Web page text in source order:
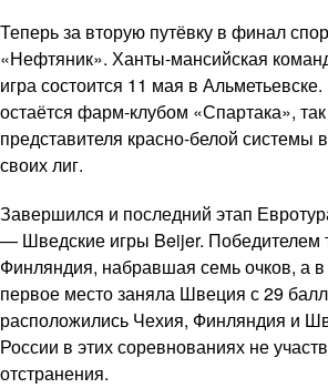
Теперь за вторую путёвку в финал
«Нефтяник». Ханты-мансийская
игра состоится 11 мая в
остаётся фарм-клубом «Спартака»,
представителя красно-белой
своих лиг.
Завершился и последний этап
— Шведские игры Beijer. Победителем
Финляндия, набравшая семь очков, а
первое место заняла Швеция с 29
расположились Чехия, Финляндия и
России в этих соревнованиях не
отстранения.